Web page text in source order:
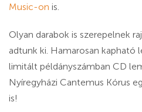
Music-on is.
Olyan darabok is szerepelnek
adtunk ki. Hamarosan kapható
limitált példányszámban CD
Nyíregyházi Cantemus Kórus
is!